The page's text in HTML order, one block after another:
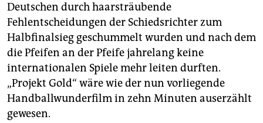
Deutschen durch haarsträubende
Fehlentscheidungen der Schiedsrichter zum
Halbfinalsieg geschummelt wurden und nach dem
die Pfeifen an der Pfeife jahrelang keine
internationalen Spiele mehr leiten durften.
„Projekt Gold“ wäre wie der nun vorliegende
Handballwunderfilm in zehn Minuten auserzählt
gewesen.